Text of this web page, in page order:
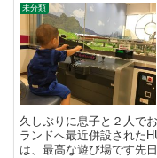
未分類
久しぶりに息子と２人で
ランドへ最近併設された
は、最高な遊び場です先